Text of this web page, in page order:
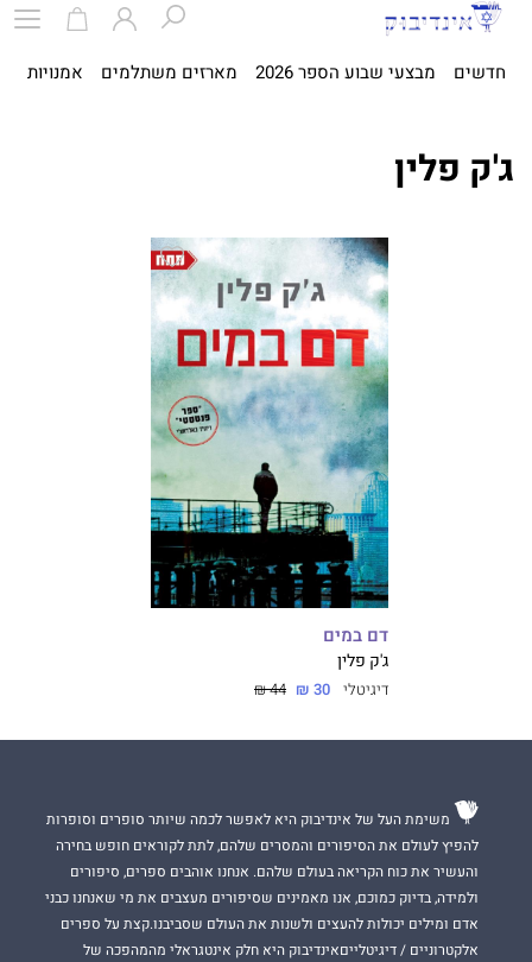
חדשים מבצעי שבוע הספר 2026 מארזים משתלמים אמנויות
ג'ק פלין
דם במים
ג'ק פלין
דיגיטלי 30 ₪
44 ₪
משימת העל של אינדיבוק היא לאפשר לכמה שיותר סופרים וסופרות
להפיץ לעולם את הסיפורים והמסרים שלהם, לתת לקוראים חופש בחירה
והעשיר את כוח הקריאה בעולם שלהם. אנחנו אוהבים ספרים, סיפורים
ולמידה, בדיוק כמוכם, אנו מאמינים שסיפורים מעצבים את מי שאנחנו כבני
אדם ומילים יכולות להעצים ולשנות את העולם שסביבנו.קצת על ספרים
אלקטרוניים / דיגיטלייםאינדיבוק היא חלק אינטגראלי מהמהפכה של